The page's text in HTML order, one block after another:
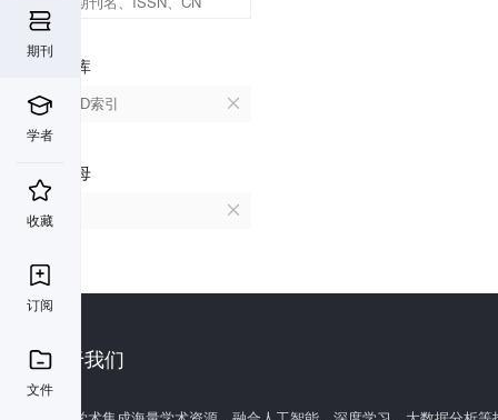
期刊
学者
收藏
订阅
文件
数据库
CSCD索引
首字母
关于我们